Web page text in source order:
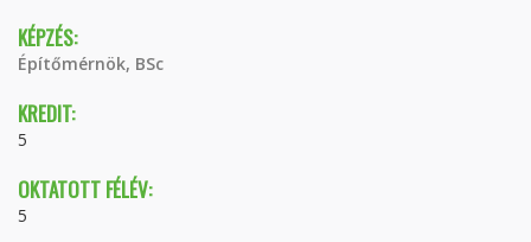
KÉPZÉS:
Építőmérnök, BSc
KREDIT:
5
OKTATOTT FÉLÉV:
5